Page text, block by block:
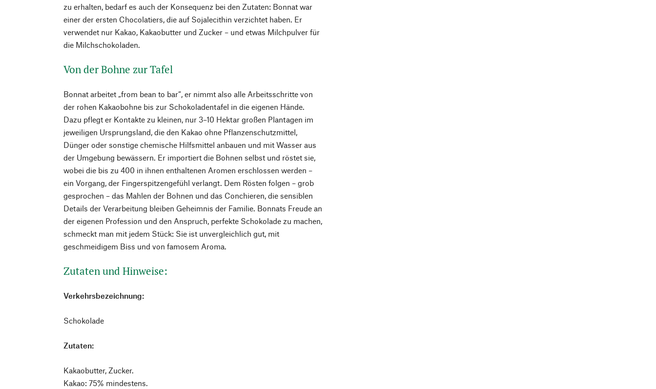
zu erhalten, bedarf es auch der Konsequenz bei den Zutaten: Bonnat war
einer der ersten Chocolatiers, die auf Sojalecithin verzichtet haben. Er
verwendet nur Kakao, Kakaobutter und Zucker – und etwas Milchpulver für
die Milchschokoladen.
Von der Bohne zur Tafel
Bonnat arbeitet „from bean to bar“, er nimmt also alle Arbeitsschritte von
der rohen Kakaobohne bis zur Schokoladentafel in die eigenen Hände.
Dazu pflegt er Kontakte zu kleinen, nur 3–10 Hektar großen Plantagen im
jeweiligen Ursprungsland, die den Kakao ohne Pflanzenschutzmittel,
Dünger oder sonstige chemische Hilfsmittel anbauen und mit Wasser aus
der Umgebung bewässern. Er importiert die Bohnen selbst und röstet sie,
wobei die bis zu 400 in ihnen enthaltenen Aromen erschlossen werden –
ein Vorgang, der Fingerspitzengefühl verlangt. Dem Rösten folgen – grob
gesprochen – das Mahlen der Bohnen und das Conchieren, die sensiblen
Details der Verarbeitung bleiben Geheimnis der Familie. Bonnats Freude an
der eigenen Profession und den Anspruch, perfekte Schokolade zu machen,
schmeckt man mit jedem Stück: Sie ist unvergleichlich gut, mit
geschmeidigem Biss und von famosem Aroma.
Zutaten und Hinweise:
Verkehrsbezeichnung:
Schokolade
Zutaten:
Kakaobutter, Zucker.
Kakao: 75% mindestens.